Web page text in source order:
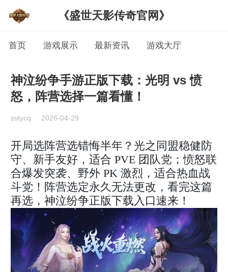
《盛世天影传奇官网》
首页 游戏展示 最新资讯 游戏大厅
神泣纷争手游正版下载：光明 vs 愤
怒，阵营选择一篇看懂！
sstycq 2026-04-29
开局选阵营选错悔半年？光之同盟稳健防
守、新手友好，适合 PVE 团队党；愤怒联
合爆发突袭、野外 PK 激烈，适合热血战
斗党！阵营选定永久无法更改，看完这篇
再选，神泣纷争正版下载入口速来！